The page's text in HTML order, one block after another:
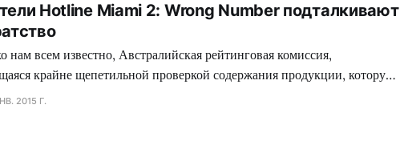
Hotline Miami 2: Wrong Number подталкивают
нам всем известно, Австралийская рейтинговая комиссия,
крайне щепетильной проверкой содержания продукции, которую
современная игровая индустрия, подвергает жесткой цензуре
2015 Г.